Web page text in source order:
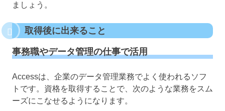
ましょう。
取得後に出来ること
事務職やデータ管理の仕事で活用
Accessは、企業のデータ管理業務でよく使われるソフ
トです。資格を取得することで、次のような業務をスム
ーズにこなせるようになります。